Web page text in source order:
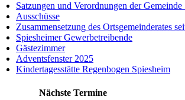
Satzungen und Verordnungen der Gemeinde
Ausschüsse
Zusammensetzung des Ortsgemeinderates
Spiesheimer Gewerbetreibende
Gästezimmer
Adventsfenster 2025
Kindertagesstätte Regenbogen Spiesheim
Nächste Termine